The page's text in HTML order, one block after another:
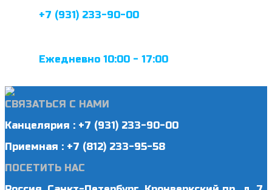
+7 (931) 233-90-00
Ежедневно 10:00 - 17:00
СВЯЗАТЬСЯ С НАМИ
Канцелярия : +7 (931) 233-90-00
Приемная : +7 (812) 233-95-58
ПОСЕТИТЬ НАС